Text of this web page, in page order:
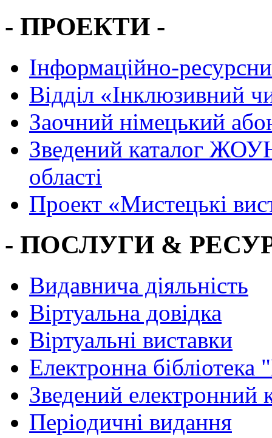
- ПРОЕКТИ -
Інформаційно-
Вiддiл «Інклюзивний
Заочний німецький
Зведений каталог
області
Проект «Мистецькі
- ПОСЛУГИ &
Видавнича діяльність
Віртуальна довідка
Віртуальні виставки
Електронна
Зведений електронний
Періодичні видання